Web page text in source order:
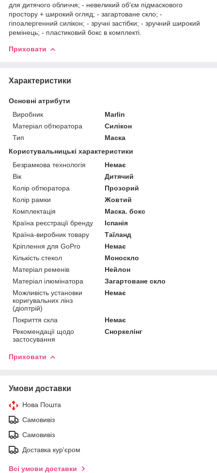
для дитячого обличчя; - невеликий об'єм підмаскового
простору + широкий огляд; - загартоване скло; -
гіпоалергенний силікон; - зручні застібки; - зручний широкий
ремінець; - пластиковий бокс в комплекті.
Приховати
Характеристики
Основні атрибути
Виробник
Marlin
Матеріал обтюратора
Силікон
Тип
Маска
Користувальницькі характеристики
Безрамкова технологія
Немає
Вік
Дитячий
Колір обтюратора
Прозорий
Колір рамки
Жовтий
Комплектація
Маска. бокс
Країна реєстрації бренду
Іспанія
Країна-виробник товару
Таїланд
Кріплення для GoPro
Немає
Кількість стекол
Моноскло
Матеріал ременів
Нейлон
Матеріал ілюмінатора
Загартоване скло
Можливість установки
коригувальних лінз
(діоптрій)
Немає
Покриття скла
Немає
Рекомендації щодо
застосування
Сноркелінг
Приховати
Умови доставки
Нова Пошта
Самовивіз
Самовивіз
Доставка кур'єром
Всі умови доставки